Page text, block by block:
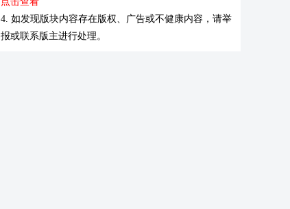
4. 如发现版块内容存在版权、广告或不健康内容，请举
报或联系版主进行处理。